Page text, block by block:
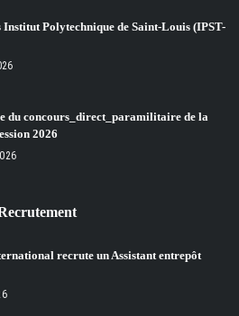
Institut Polytechnique de Saint-Louis (IPST-
du concours_direct_paramilitaire de la
2026
recrute un Assistant entrepôt